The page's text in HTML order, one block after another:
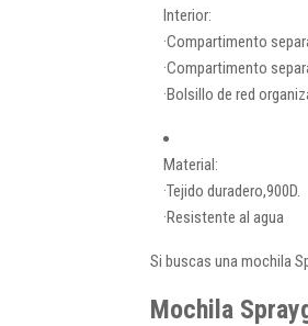
Interior:
·Compartimento
·Compartimento
·Bolsillo de red
Material:
·Tejido duradero,900D.
·Resistente al agua
Si buscas una mochila
Mochila